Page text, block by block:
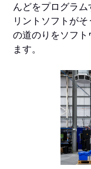
んどをプログラ
リントソフトが
の道のりをソフ
ます。